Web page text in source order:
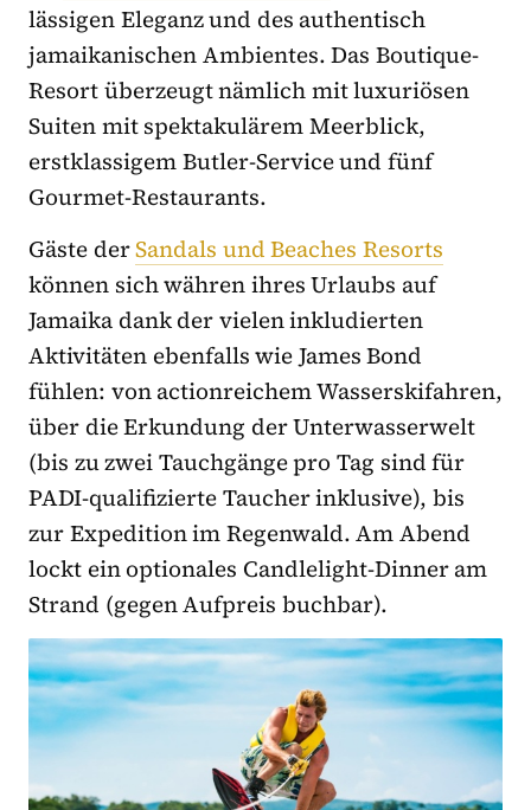
lässigen Eleganz und des authentisch
jamaikanischen Ambientes. Das Boutique-
Resort überzeugt nämlich mit luxuriösen
Suiten mit spektakulärem Meerblick,
erstklassigem Butler-Service und fünf
Gourmet-Restaurants.
Gäste derSandals und Beaches Resorts
können sich währen ihres Urlaubs auf
Jamaika dank der vielen inkludierten
Aktivitäten ebenfalls wie James Bond
fühlen: von actionreichem Wasserskifahren,
über die Erkundung der Unterwasserwelt
(bis zu zwei Tauchgänge pro Tag sind für
PADI-qualifizierte Taucher inklusive), bis
zur Expedition im Regenwald. Am Abend
lockt ein optionales Candlelight-Dinner am
Strand (gegen Aufpreis buchbar).